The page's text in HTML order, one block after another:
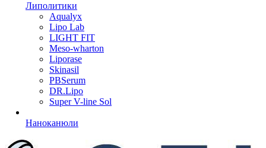
Липолитики
Aqualyx
Lipo Lab
LIGHT FIT
Meso-wharton
Liporase
Skinasil
PBSerum
DR.Lipo
Super V-line Sol
Наноканюли